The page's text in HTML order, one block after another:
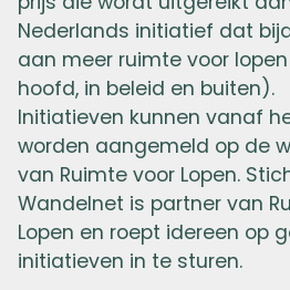
Nederlands initiatief dat
aan meer ruimte voor
hoofd, in beleid en buiten).
Initiatieven kunnen vanaf
worden aangemeld op de
van Ruimte voor Lopen.
Wandelnet is partner van
Lopen en roept idereen op
initiatieven in te sturen.